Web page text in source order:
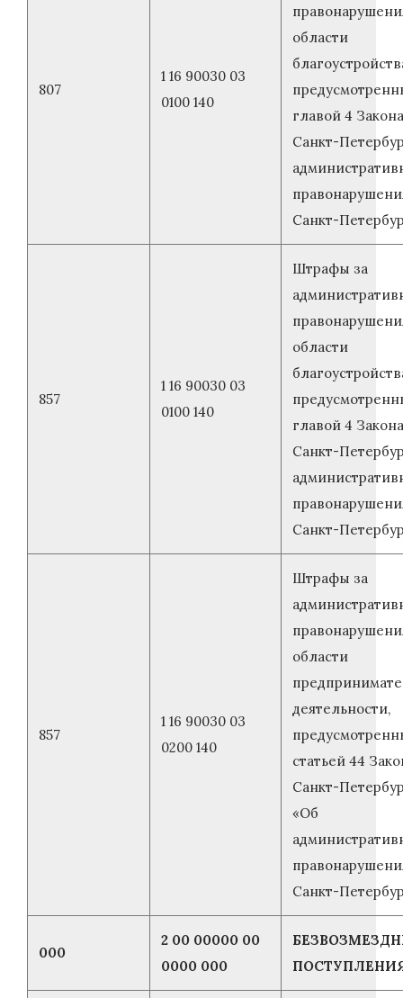
807
1 16 90030 03
0100 140
области
главой 4 Закона
Санкт-
Санкт-
857
1 16 90030 03
0100 140
Штрафы за
области
главой 4 Закона
Санкт-
Санкт-
857
1 16 90030 03
0200 140
Штрафы за
области
деятельности,
статьей 44
Санкт-
«Об
Санкт-
000
2 00 00000 00
0000 000